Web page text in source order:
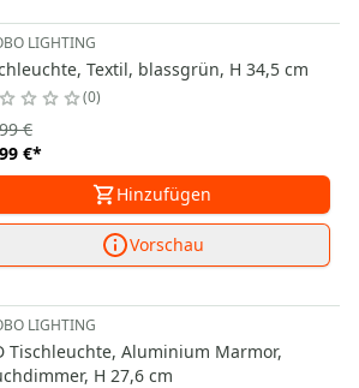
LIGHTING
Textil, blassgrün, H 34,5 cm
0
€*
€
Hinzufügen
Vorschau
LIGHTING
Tischleuchte, Aluminium Marmor,
H 27,6 cm